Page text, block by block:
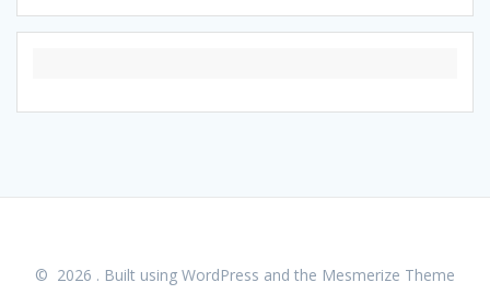
© 2026 . Built using WordPress and the Mesmerize Theme